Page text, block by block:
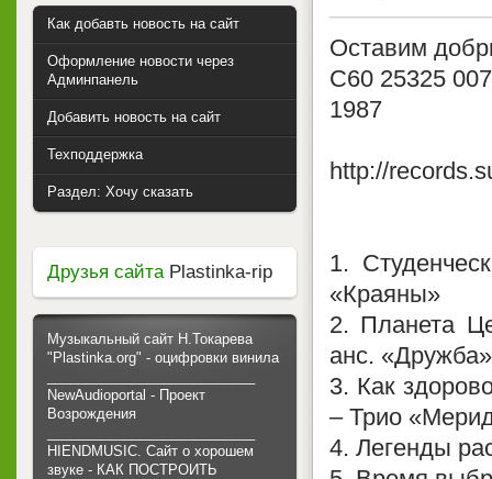
Оставим
С60 25325 007
1987
http://
1.
«Краяны»
2. Планета
анс. «Дружба»
3. Как
– Трио
4. Легенды
Как добавть новость на сайт
Оформление новости через
Админпанель
Добавить новость на сайт
Техподдержка
Раздел: Хочу сказать
Друзья сайтаPlastinka-rip
Музыкальный сайт Н.Токарева
"Plastinka.org" - оцифровки винила
NewAudioportal - Проект
Возрождения
HIENDMUSIC. Сайт о хорошем
звуке - КАК ПОСТРОИТЬ